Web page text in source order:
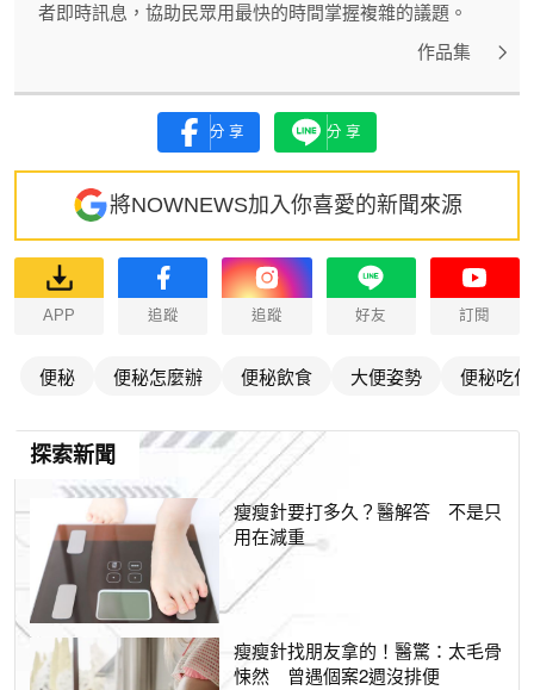
者即時訊息，協助民眾用最快的時間掌握複雜的議題。
作品集
分享 分享
將NOWNEWS加入你喜愛的新聞來源
APP 追蹤 追蹤 好友 訂閱
便秘 便秘怎麼辦 便秘飲食 大便姿勢 便秘吃
探索新聞
瘦瘦針要打多久？醫解答 不是只
用在減重
瘦瘦針找朋友拿的！醫驚：太毛骨
悚然 曾遇個案2週沒排便